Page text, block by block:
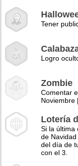
Tener
Logro
Zombie
Comentar
Noviembre
Lotería
Si la última
de
del día de
con el 3.